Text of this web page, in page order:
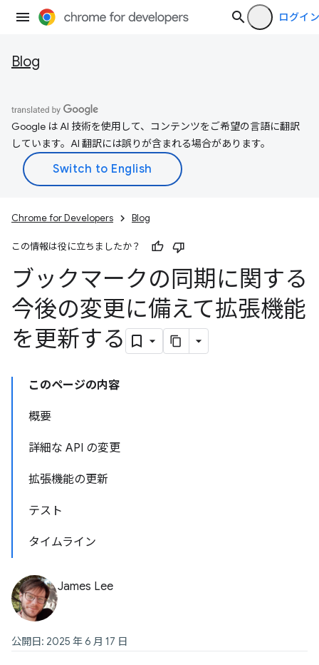
ログイン
Blog
Google は AI 技術を使用して、コンテンツをご希望の言語に翻訳
しています。AI 翻訳には誤りが含まれる場合があります。
Chrome for Developers Blog
この情報は役に立ちましたか？
ブックマークの同期に関する
今後の変更に備えて拡張機能
を更新する
このページの内容
概要
詳細な API の変更
拡張機能の更新
テスト
タイムライン
James Lee
公開日: 2025 年 6 月 17 日